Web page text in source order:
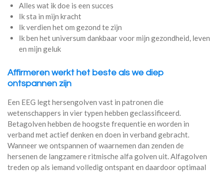
Alles wat ik doe is een succes
Ik sta in mijn kracht
Ik verdien het om gezond te zijn
Ik ben het universum dankbaar voor mijn gezondheid, leven
en mijn geluk
Affirmeren werkt het beste als we diep
ontspannen zijn
Een EEG legt hersengolven vast in patronen die
wetenschappers in vier typen hebben geclassificeerd.
Betagolven hebben de hoogste frequentie en worden in
verband met actief denken en doen in verband gebracht.
Wanneer we ontspannen of waarnemen dan zenden de
hersenen de langzamere ritmische alfa golven uit. Alfagolven
treden op als iemand volledig ontspant en daardoor optimaal